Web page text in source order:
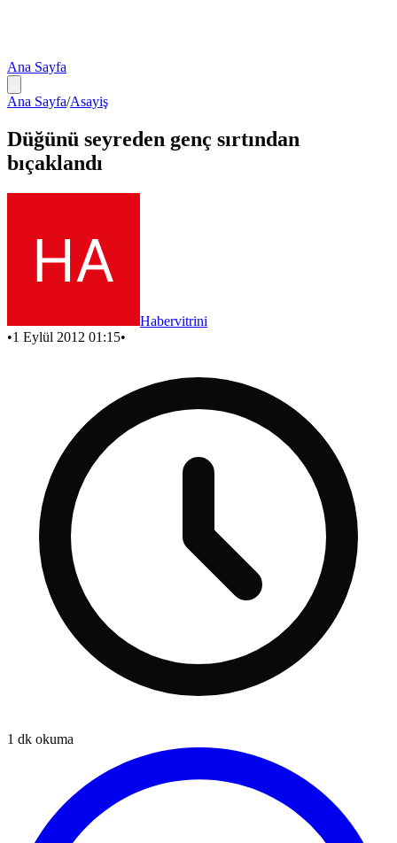
Ana Sayfa
Ana Sayfa/Asayiş
Düğünü seyreden genç sırtından
bıçaklandı
Habervitrini
•1 Eylül 2012 01:15•
1 dk okuma